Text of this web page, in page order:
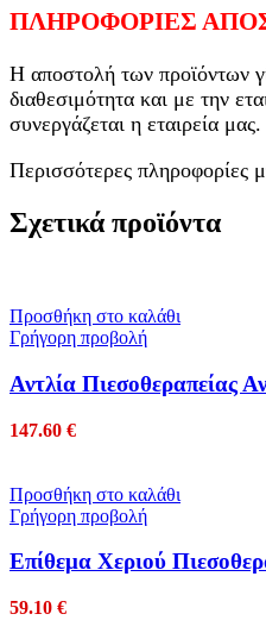
ΠΛΗΡΟΦΟΡΙΕΣ
Η αποστολή των προϊόντων
διαθεσιμότητα και με την
συνεργάζεται η εταιρεία μας.
Περισσότερες πληροφορίες
Σχετικά προϊόντα
Προσθήκη στο καλάθι
Γρήγορη προβολή
Αντλία Πιεσοθεραπείας
147.60 €
Προσθήκη στο καλάθι
Γρήγορη προβολή
Επίθεμα Χεριού
59.10 €